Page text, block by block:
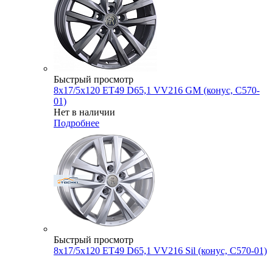
Быстрый просмотр
8x17/5x120 ET49 D65,1 VV216 GM (конус, C570-
01)
Нет в наличии
Подробнее
Быстрый просмотр
8x17/5x120 ET49 D65,1 VV216 Sil (конус, C570-01)